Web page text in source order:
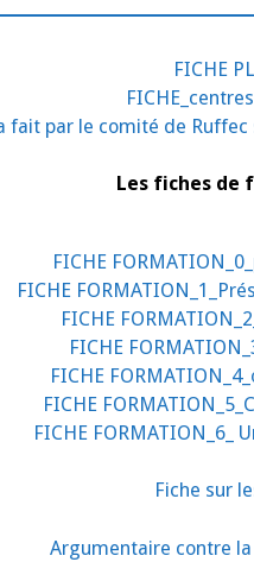
FICHE
fait par le comité de
Les fiches de
FICHE
FICHE
FICHE
FICHE
FICHE
FICHE
FICHE FORMATION_6_
Fiche sur
Argumentaire contre la